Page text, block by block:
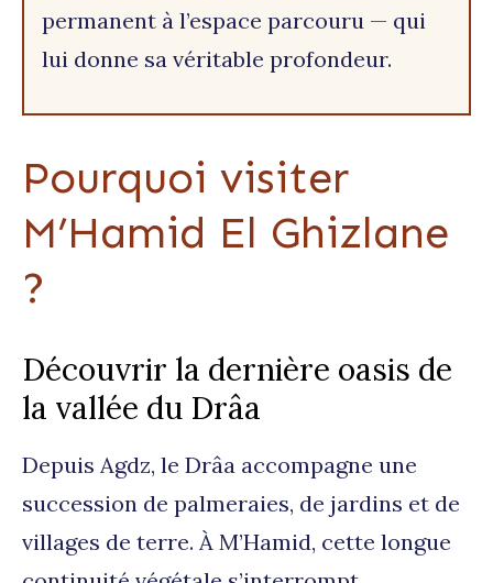
permanent à l’espace parcouru — qui
lui donne sa véritable profondeur.
Pourquoi visiter
M’Hamid El Ghizlane
?
Découvrir la dernière oasis de
la vallée du Drâa
Depuis Agdz, le Drâa accompagne une
succession de palmeraies, de jardins et de
villages de terre. À M’Hamid, cette longue